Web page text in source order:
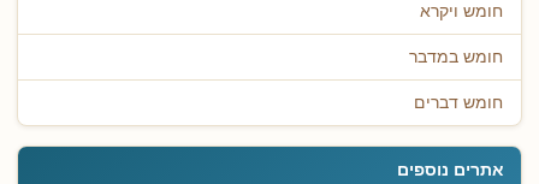
חומש ויקרא
חומש במדבר
חומש דברים
אתרים נוספים